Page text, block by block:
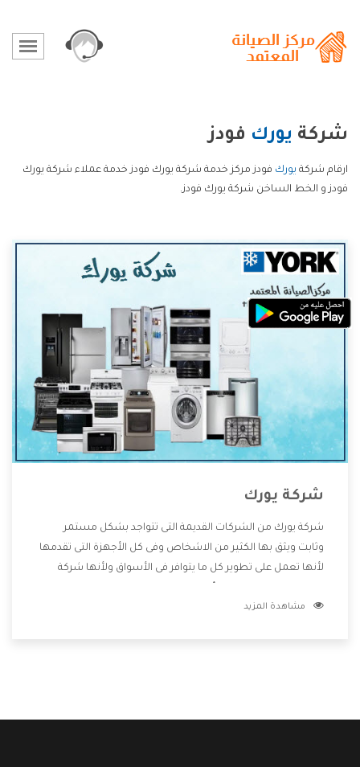
شركة يورك فودز
ارقام شركة يورك فودز مركز خدمة شركة يورك فودز خدمة عملاء شركة يورك
فودز و الخط الساخن شركة يورك فودز.
شركة يورك
شركة يورك من الشركات القديمة التى تتواجد بشكل مستمر
وثابت ويثق بها الكثير من الاشخاص وفى كل الأجهزة التى تقدمها
لأنها تعمل على تطوير كل ما يتوافر فى الأسواق ولأنها شركة
وتقدم للعملاء أقوى العروض والخصومات التى تسهل على
مشاهدة المزيد